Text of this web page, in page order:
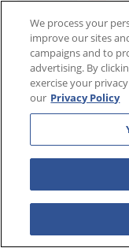
¡Estadía en
We process your
improve our sites
campaigns and to
advertising. By
exercise your
our Privacy Policy